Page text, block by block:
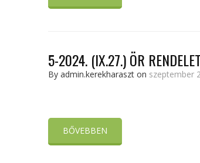
5-2024. (IX.27.) ÖR
By admin.kerekharaszt on szeptember
BŐVEBBEN